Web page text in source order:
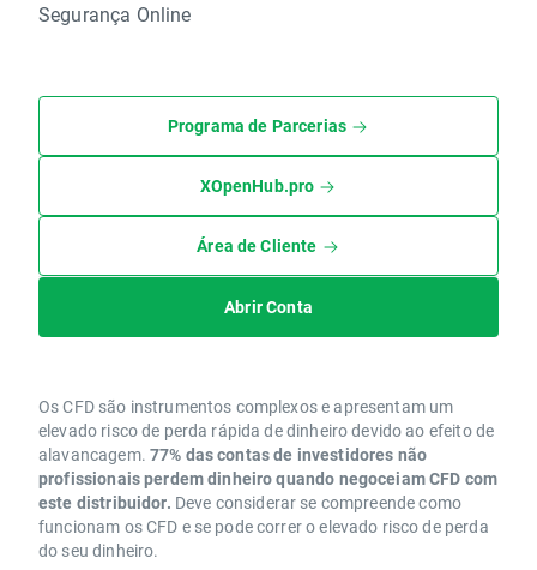
Segurança Online
Programa de Parcerias
XOpenHub.pro
Área de Cliente
Abrir Conta
Os CFD são instrumentos complexos e apresentam um
elevado risco de perda rápida de dinheiro devido ao efeito de
alavancagem. 77% das contas de investidores não
profissionais perdem dinheiro quando negoceiam CFD com
este distribuidor. Deve considerar se compreende como
funcionam os CFD e se pode correr o elevado risco de perda
do seu dinheiro.